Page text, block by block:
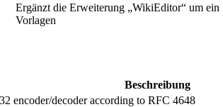
Ergänzt die Erweiterung „WikiEditor“ um
Vorlagen
Beschreibung
encoder/decoder according to RFC 4648